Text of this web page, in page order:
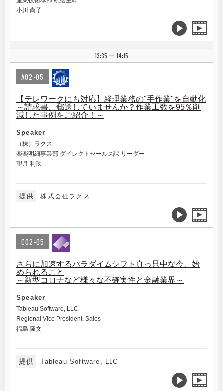
小川 尚子
13:35 | 14:15
A02-05
【テレワークにも対応】経理業務の"手作業"を自動化
～請求書、郵送していませんか？作業工数を95％削
減した事例をご紹介！～
Speaker
（株）ラクス
楽楽明細事業部 ダイレクトセールス課 リーダー
望月 利玖
提供 株式会社ラクス
C02-05
さらに加速するパラダイムシフト真っ只中な今、始
められること
～新型コロナなど様々な不確実性と金融業界～
Speaker
Tableau Software, LLC
Regional Vice President, Sales
福島 隆文
提供 Tableau Software, LLC